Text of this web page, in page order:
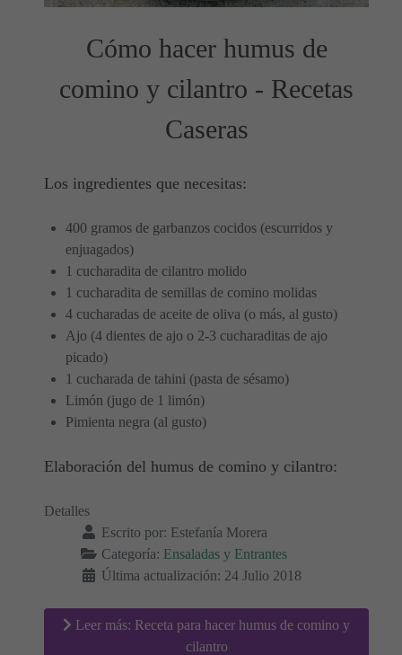
Cómo hacer humus de
comino y cilantro - Recetas
Caseras
Los ingredientes que necesitas:
400 gramos de garbanzos cocidos (escurridos y
enjuagados)
1 cucharadita de cilantro molido
1 cucharadita de semillas de comino molidas
4 cucharadas de aceite de oliva (o más, al gusto)
Ajo (4 dientes de ajo o 2-3 cucharaditas de ajo
picado)
1 cucharada de tahini (pasta de sésamo)
Limón (jugo de 1 limón)
Pimienta negra (al gusto)
Elaboración del humus de comino y cilantro:
Detalles
Escrito por: Estefanía Morera
Categoría: Ensaladas y Entrantes
Última actualización: 24 Julio 2018
Leer más: Receta para hacer humus de comino y
cilantro